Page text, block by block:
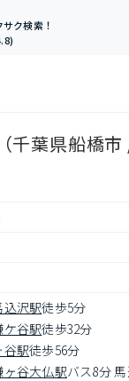
ク検索！
千葉県船橋市
込沢駅徒歩5分
ケ谷駅徒歩32分
谷駅徒歩56分
谷大仏駅バス8分